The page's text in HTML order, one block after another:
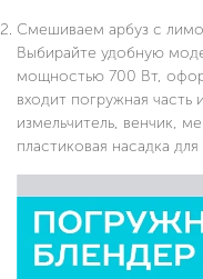
Смешиваем арбуз с
Выбирайте удобную
мощностью 700 Вт,
входит погружная
измельчитель, венчик,
пластиковая насадка